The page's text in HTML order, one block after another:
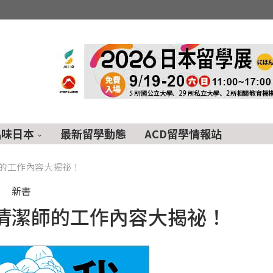
日本 最新留學動態 ACD留學情報站
工作內容大揭祕！
新書
師的工作內容大揭祕！